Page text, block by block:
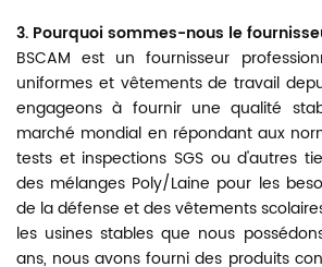
3. Pourquoi sommes-nous le
BSCAM est un fournisseur
uniformes et vêtements de travail
engageons à fournir une qualité
marché mondial en répondant aux
tests et inspections SGS ou d'autres
des mélanges Poly/Laine pour les
de la défense et des vêtements
les usines stables que nous
ans, nous avons fourni des produits